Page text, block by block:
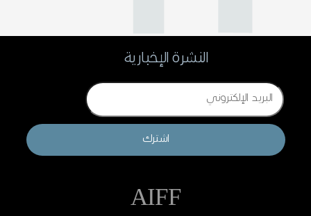
النشرة الإخبارية
Email
اشترك
AIFF